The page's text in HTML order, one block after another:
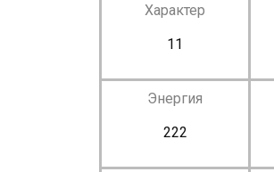
Характер
11
Энергия
222